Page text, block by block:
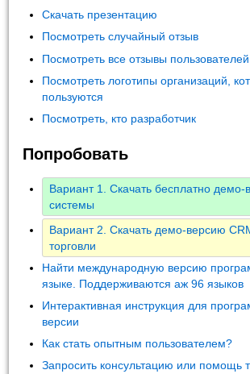
Скачать презентацию
Посмотреть случайный отзыв
Посмотреть все отзывы пользователей
Посмотреть логотипы организаций,
пользуются
Посмотреть, кто разработчик
Попробовать
Вариант 1. Скачать бесплатно демо-
системы
Вариант 2. Скачать демо-версию
торговли
Найти международную версию
языке. Поддерживаются аж 96 языков
Интерактивная инструкция для
версии
Как стать опытным пользователем?
Запросить консультацию или помощь